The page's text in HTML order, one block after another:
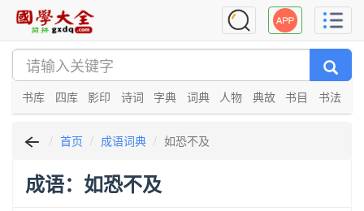
书库 四库 影印 诗词 字典 词典 人物 典故 书目 书法
首页 成语词典 如恐不及
成语：如恐不及